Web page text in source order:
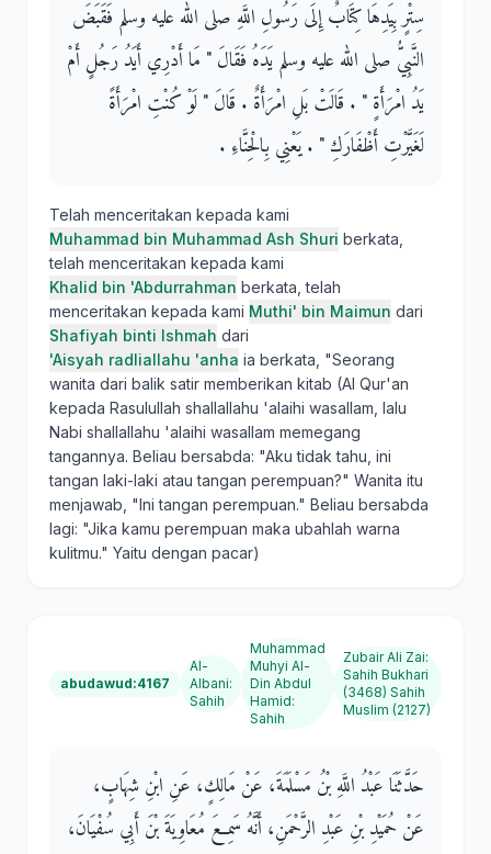
سِتْرٍ بِيَدِهَا كِتَابٌ إِلَى رَسُولِ اللَّهِ صلى الله عليه وسلم فَقَبَضَ
النَّبِيُّ صلى الله عليه وسلم يَدَهُ فَقَالَ ‏"‏ مَا أَدْرِي أَيَدُ رَجُلٍ أَمْ
يَدُ امْرَأَةٍ ‏"‏ ‏.‏ قَالَتْ بَلِ امْرَأَةٌ ‏.‏ قَالَ ‏"‏ لَوْ كُنْتِ امْرَأَةً
لَغَيَّرْتِ أَظْفَارَكِ ‏"‏ ‏.‏ يَعْنِي بِالْحِنَّاءِ ‏.‏
Telah menceritakan kepada kami
Muhammad bin Muhammad Ash Shuri berkata,
telah menceritakan kepada kami
Khalid bin 'Abdurrahman berkata, telah
menceritakan kepada kami Muthi' bin Maimun dari
Shafiyah binti Ishmah dari
'Aisyah radliallahu 'anha ia berkata, "Seorang
wanita dari balik satir memberikan kitab (Al Qur'an
kepada Rasulullah shallallahu 'alaihi wasallam, lalu
Nabi shallallahu 'alaihi wasallam memegang
tangannya. Beliau bersabda: "Aku tidak tahu, ini
tangan laki-laki atau tangan perempuan?" Wanita itu
menjawab, "Ini tangan perempuan." Beliau bersabda
lagi: "Jika kamu perempuan maka ubahlah warna
kulitmu." Yaitu dengan pacar)
abudawud:4167
Al-
Albani:
Sahih
Muhammad
Muhyi Al-
Din Abdul
Hamid:
Sahih
Zubair Ali Zai:
Sahih Bukhari
(3468) Sahih
Muslim (2127)
حَدَّثَنَا عَبْدُ اللَّهِ بْنُ مَسْلَمَةَ، عَنْ مَالِكٍ، عَنِ ابْنِ شِهَابٍ،
عَنْ حُمَيْدِ بْنِ عَبْدِ الرَّحْمَنِ، أَنَّهُ سَمِعَ مُعَاوِيَةَ بْنَ أَبِي سُفْيَانَ،